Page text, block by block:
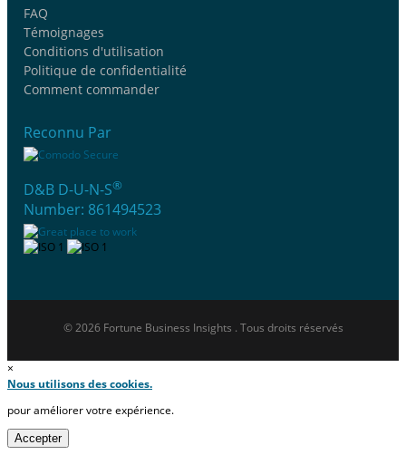
FAQ
Témoignages
Conditions d'utilisation
Politique de confidentialité
Comment commander
Reconnu Par
D&B D-U-N-S®
Number: 861494523
© 2026 Fortune Business Insights . Tous droits réservés
×
Nous utilisons des cookies.
pour améliorer votre expérience.
Accepter